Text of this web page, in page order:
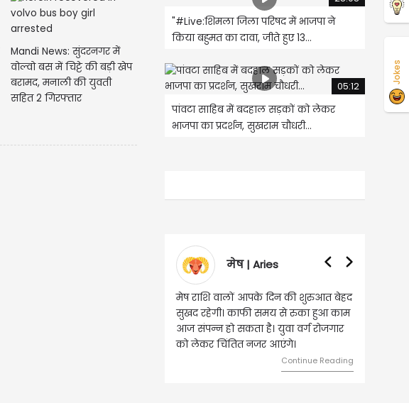
Mandi News: सुंदरनगर में
वोल्वो बस में चिट्टे की बड़ी खेप
बरामद, मनाली की युवती
सहित 2 गिरफ्तार
"#Live:शिमला जिला परिषद में भाजपा ने
किया बहुमत का दावा, जीते हुए 13...
05:12
पांवटा साहिब में बदहाल सड़कों को लेकर
भाजपा का प्रदर्शन, सुखराम चौधरी...
मेष | Aries
मेष राशि वालों आपके दिन की शुरुआत बेहद
सुखद रहेगी। काफी समय से रुका हुआ काम
आज संपन्न हो सकता है। युवा वर्ग रोजगार
को लेकर चिंतित नजर आएंगे।
वृषभ | Taurus
वृष राशि वालों आज घर की सुख
संबंधी चीजों पर खर्च हो सकता है।
स्थिति बिगड़ सकती है। सोच
का निवेश करें।
Jokes